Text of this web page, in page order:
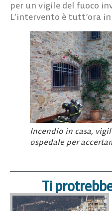
per un vigile del fuoco
L’intervento è tutt’ora in
Incendio in casa,
ospedale per
Ti